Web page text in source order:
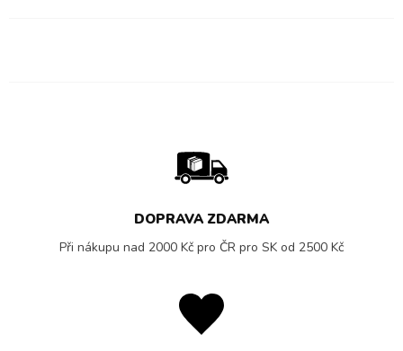
DOPRAVA ZDARMA
Při nákupu nad 2000 Kč pro ČR pro SK od 2500 Kč